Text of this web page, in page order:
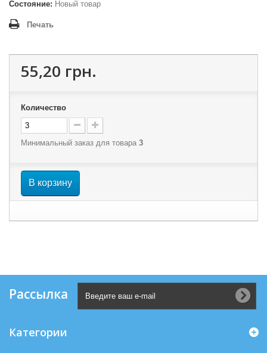
Состояние: Новый товар
Печать
55,20 грн.
Количество
Минимальный заказ для товара 3
В корзину
Рассылка
Категории